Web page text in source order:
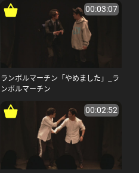
00:03:07
ランボルマーチン「やめました」_ラ
ンボルマーチン
00:02:52